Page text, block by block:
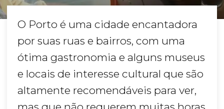
O Porto é uma cidade encantadora
por suas ruas e bairros, com uma
ótima gastronomia e alguns museus
e locais de interesse cultural que são
altamente recomendáveis para ver,